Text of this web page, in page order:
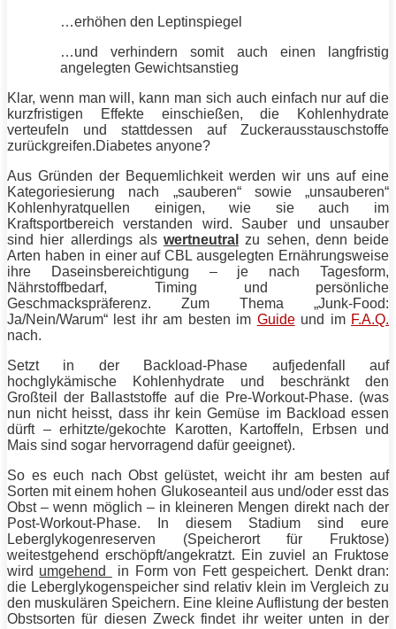
…erhöhen den Leptinspiegel
…und verhindern somit auch einen langfristig
angelegten Gewichtsanstieg
Klar, wenn man will, kann man sich auch einfach nur auf die
kurzfristigen Effekte einschießen, die Kohlenhydrate
verteufeln und stattdessen auf Zuckerausstauschstoffe
zurückgreifen.Diabetes anyone?
Aus Gründen der Bequemlichkeit werden wir uns auf eine
Kategoriesierung nach „sauberen“ sowie „unsauberen“
Kohlenhyratquellen einigen, wie sie auch im
Kraftsportbereich verstanden wird. Sauber und unsauber
sind hier allerdings als wertneutral
zu sehen, denn beide
Arten haben in einer aufCBL ausgelegten Ernährungsweise
ihre Daseinsbereichtigung – je nach Tagesform,
Nährstoffbedarf, Timing und persönliche
Geschmackspräferenz. Zum Thema „Junk-Food:
Ja/Nein/Warum“ lest ihr am besten im Guideund im F.A.Q.
nach.
Setzt in der Backload-Phase aufjedenfall auf
hochglykämische Kohlenhydrate und beschränkt den
Großteil der Ballaststoffe auf die Pre-Workout-Phase. (was
nun nicht heisst, dass ihr kein Gemüse im Backload essen
dürft – erhitzte/gekochte Karotten, Kartoffeln, Erbsen und
Mais sind sogar hervorragend dafür geeignet).
So es euch nach Obst gelüstet, weicht ihr am besten auf
Sorten mit einem hohen Glukoseanteil aus und/oder esst das
Obst – wenn möglich – in kleineren Mengen direkt nach der
Post-Workout-Phase. In diesem Stadium sind eure
Leberglykogenreserven (Speicherort für Fruktose)
weitestgehend erschöpft/angekratzt. Ein zuviel an Fruktose
wird umgehend in Form von Fettgespeichert. Denkt dran:
die Leberglykogenspeicher sind relativ klein im Vergleich zu
den muskulären Speichern. Eine kleine Auflistung der besten
Obstsorten für diesen Zweck findet ihr weiter unten in der